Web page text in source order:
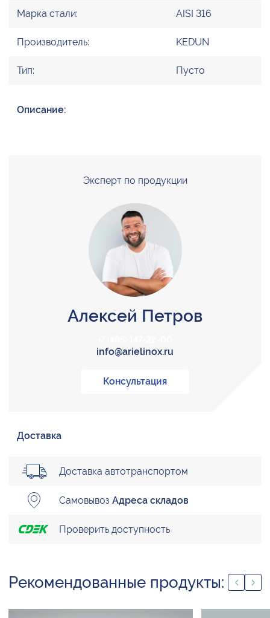
Марка стали: AISI 316
Производитель: KEDUN
Тип: Пусто
Описание:
Эксперт по продукции
Алексей Петров
info@arielinox.ru
Консультация
Доставка
Доставка автотранспортом
Самовывоз Адреса складов
Проверить доступность
Рекомендованные продукты: